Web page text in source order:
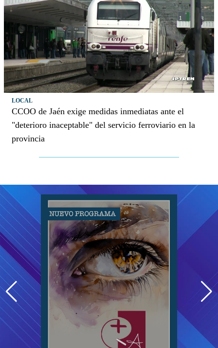
LOCAL
CCOO de Jaén exige medidas inmediatas ante el
"deterioro inaceptable" del servicio ferroviario en la
provincia